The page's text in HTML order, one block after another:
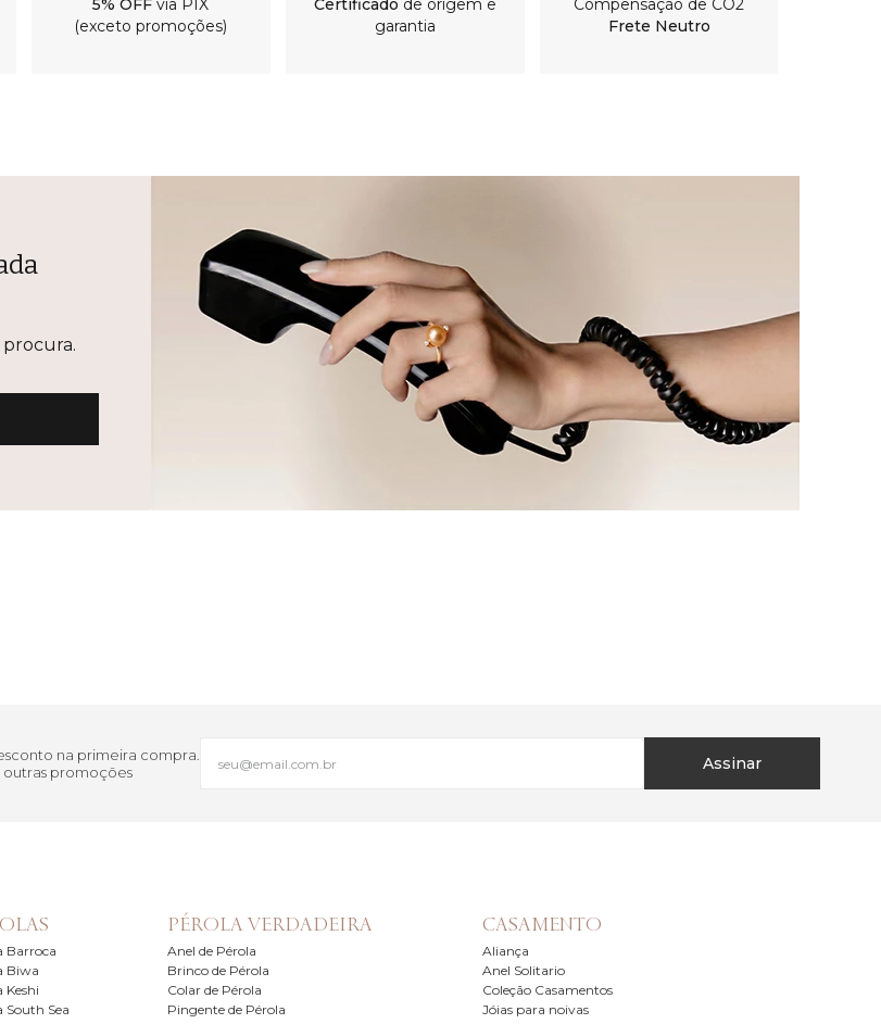
5% OFF via PIX
(exceto promoções)
Certificado de origem e
garantia
Compensação de CO2
Frete Neutro
na primeira compra.
outras promoções
Assinar
Barroca
Biwa
Keshi
South Sea
PÉROLA VERDADEIRA
Anel de Pérola
Brinco de Pérola
Colar de Pérola
Pingente de Pérola
CASAMENTO
Aliança
Anel Solitario
Coleção Casamentos
Jóias para noivas